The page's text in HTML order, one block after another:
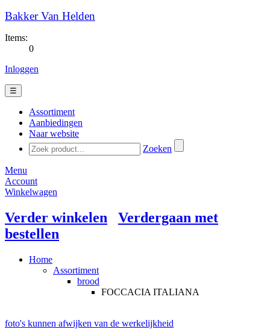
Bakker Van Helden
Items:
0
Inloggen
☰
Assortiment
Aanbiedingen
Naar website
Zoeken
Menu
Account
Winkelwagen
Verder winkelen
Verdergaan met
bestellen
Home
Assortiment
brood
FOCCACIA ITALIANA
foto's kunnen afwijken van de werkelijkheid